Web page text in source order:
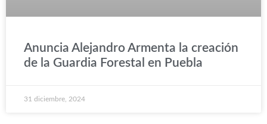
Anuncia Alejandro Armenta la creación
de la Guardia Forestal en Puebla
31 diciembre, 2024